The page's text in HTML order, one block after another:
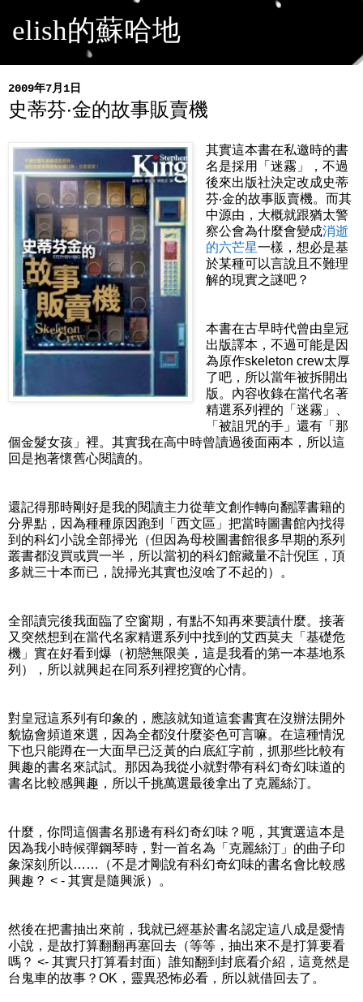
elish的蘇哈地
2009年7月1日
史蒂芬‧金的故事販賣機
其實這本書在私邀時的書
名是採用「迷霧」，不過
後來出版社決定改成史蒂
芬‧金的故事販賣機。而其
中源由，大概就跟猶太警
察公會為什麼會變成消逝
的六芒星一樣，想必是基
於某種可以言說且不難理
解的現實之謎吧？
本書在古早時代曾由皇冠
出版譯本，不過可能是因
為原作skeleton crew太厚
了吧，所以當年被拆開出
版。內容收錄在當代名著
精選系列裡的「迷霧」、
「被詛咒的手」還有「那
個金髮女孩」裡。其實我在高中時曾讀過後面兩本，所以這
回是抱著懷舊心閱讀的。
還記得那時剛好是我的閱讀主力從華文創作轉向翻譯書籍的
分界點，因為種種原因跑到「西文區」把當時圖書館內找得
到的科幻小說全部掃光（但因為母校圖書館很多早期的系列
叢書都沒買或買一半，所以當初的科幻館藏量不計倪匡，頂
多就三十本而已，說掃光其實也沒啥了不起的）。
全部讀完後我面臨了空窗期，有點不知再來要讀什麼。接著
又突然想到在當代名家精選系列中找到的艾西莫夫「基礎危
機」實在好看到爆（初戀無限美，這是我看的第一本基地系
列），所以就興起在同系列裡挖寶的心情。
對皇冠這系列有印象的，應該就知道這套書實在沒辦法開外
貌協會頻道來選，因為全都沒什麼姿色可言嘛。在這種情況
下也只能蹲在一大面早已泛黃的白底紅字前，抓那些比較有
興趣的書名來試試。那因為我從小就對帶有科幻奇幻味道的
書名比較感興趣，所以千挑萬選最後拿出了克麗絲汀。
什麼，你問這個書名那邊有科幻奇幻味？呃，其實選這本是
因為我小時候彈鋼琴時，對一首名為「克麗絲汀」的曲子印
象深刻所以……（不是才剛說有科幻奇幻味的書名會比較感
興趣？ < - 其實是隨興派）。
然後在把書抽出來前，我就已經基於書名認定這八成是愛情
小說，是故打算翻翻再塞回去（等等，抽出來不是打算要看
嗎？ <- 其實只打算看封面）誰知翻到封底看介紹，這竟然是
台鬼車的故事？OK，靈異恐怖必看，所以就借回去了。